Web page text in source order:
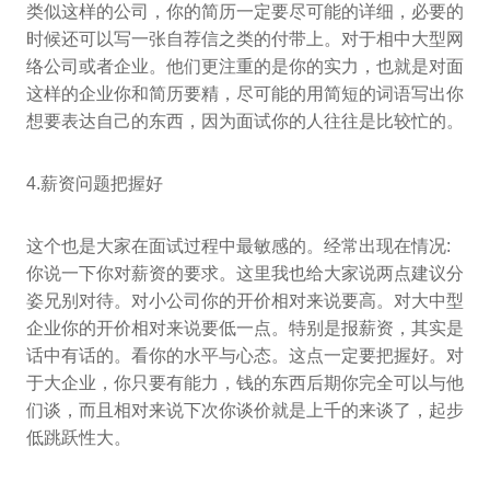
类似这样的公司，你的简历一定要尽可能的详细，必要的
时候还可以写一张自荐信之类的付带上。对于相中大型网
络公司或者企业。他们更注重的是你的实力，也就是对面
这样的企业你和简历要精，尽可能的用简短的词语写出你
想要表达自己的东西，因为面试你的人往往是比较忙的。
4.薪资问题把握好
这个也是大家在面试过程中最敏感的。经常出现在情况:
你说一下你对薪资的要求。这里我也给大家说两点建议分
姿兄别对待。对小公司你的开价相对来说要高。对大中型
企业你的开价相对来说要低一点。特别是报薪资，其实是
话中有话的。看你的水平与心态。这点一定要把握好。对
于大企业，你只要有能力，钱的东西后期你完全可以与他
们谈，而且相对来说下次你谈价就是上千的来谈了，起步
低跳跃性大。